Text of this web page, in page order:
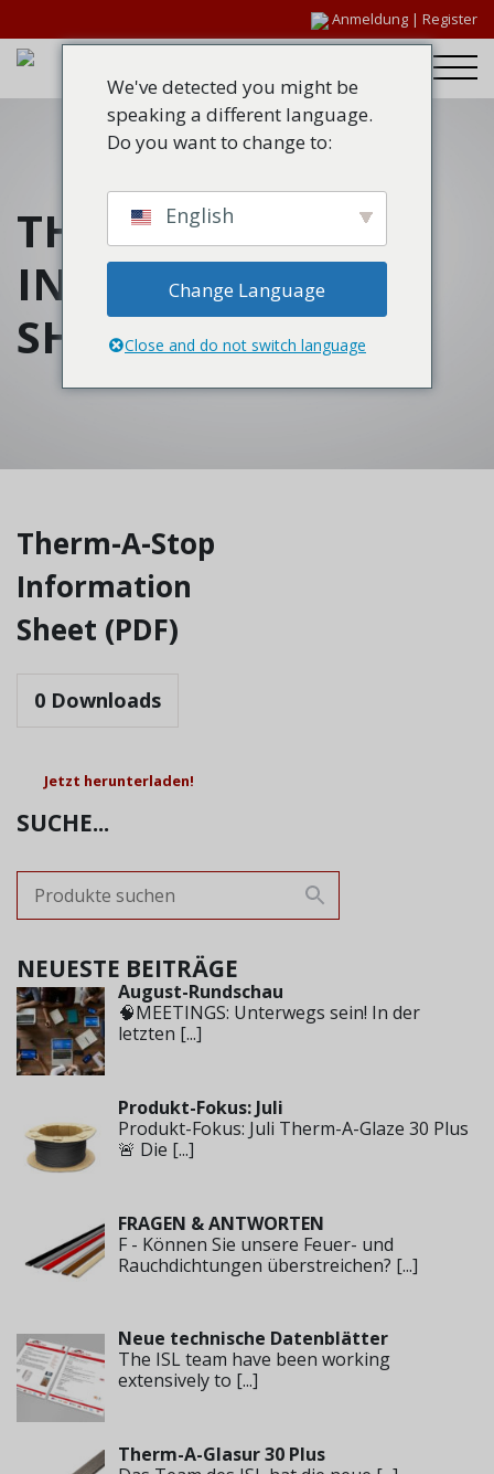
Anmeldung | Register
THERM-A-STOP
INFORMATION
SHEET (PDF)
Therm-A-Stop
Information
Sheet (PDF)
0 Downloads
Jetzt herunterladen!
SUCHE...
NEUESTE BEITRÄGE
August-Rundschau
🧠MEETINGS: Unterwegs sein! In der
letzten [...]
Produkt-Fokus: Juli
Produkt-Fokus: Juli Therm-A-Glaze 30 Plus
🚨 Die [...]
FRAGEN & ANTWORTEN
F - Können Sie unsere Feuer- und
Rauchdichtungen überstreichen? [...]
Neue technische Datenblätter
The ISL team have been working
extensively to [...]
Therm-A-Glasur 30 Plus
We've detected you might be
speaking a different language.
Do you want to change to:
English
Change Language
Close and do not switch language